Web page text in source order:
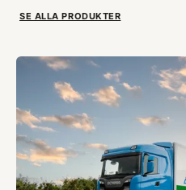
SE ALLA PRODUKTER